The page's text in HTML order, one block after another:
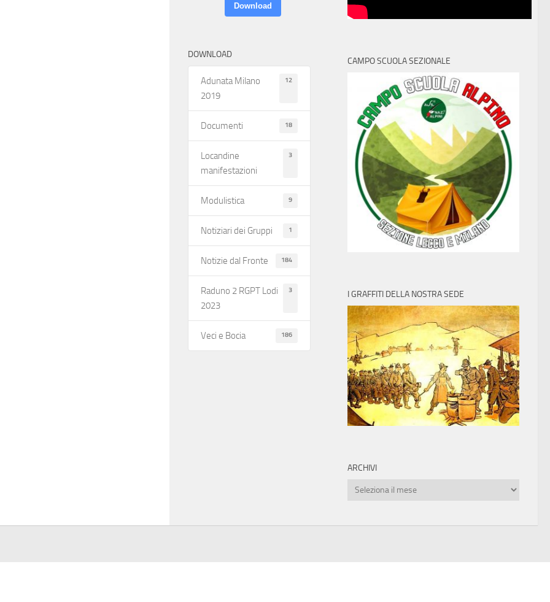
CAMPO SCUOLA SEZIONALE
I GRAFFITI DELLA NOSTRA SEDE
ARCHIVI
Archivi
Download
DOWNLOAD
Adunata Milano
2019
12
Documenti 18
Locandine
manifestazioni
3
Modulistica 9
Notiziari dei Gruppi 1
Notizie dal Fronte 184
Raduno 2 RGPT Lodi
2023
3
Veci e Bocia 186